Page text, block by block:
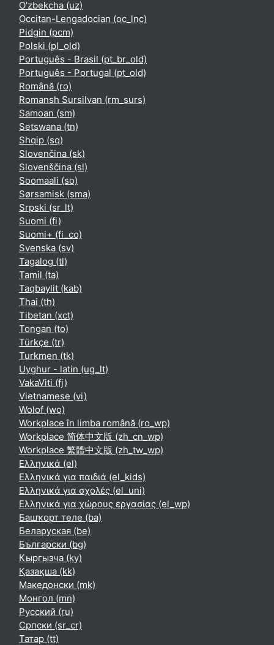
O'zbekcha ‎(uz)‎
Occitan-Lengadocian ‎(oc_lnc)‎
Pidgin ‎(pcm)‎
Polski ‎(pl_old)‎
Português - Brasil ‎(pt_br_old)‎
Português - Portugal ‎(pt_old)‎
Română ‎(ro)‎
Romansh Sursilvan ‎(rm_surs)‎
Samoan ‎(sm)‎
Setswana ‎(tn)‎
Shqip ‎(sq)‎
Slovenčina ‎(sk)‎
Slovenščina ‎(sl)‎
Soomaali ‎(so)‎
Sørsamisk ‎(sma)‎
Srpski ‎(sr_lt)‎
Suomi ‎(fi)‎
Suomi+ ‎(fi_co)‎
Svenska ‎(sv)‎
Tagalog ‎(tl)‎
Tamil ‎(ta)‎
Taqbaylit ‎(kab)‎
Thai ‎(th)‎
Tibetan ‎(xct)‎
Tongan ‎(to)‎
Türkçe ‎(tr)‎
Turkmen ‎(tk)‎
Uyghur - latin ‎(ug_lt)‎
VakaViti ‎(fj)‎
Vietnamese ‎(vi)‎
Wolof ‎(wo)‎
Workplace în limba română ‎(ro_wp)‎
Workplace 简体中文版 ‎(zh_cn_wp)‎
Workplace 繁體中文版 ‎(zh_tw_wp)‎
Ελληνικά ‎(el)‎
Ελληνικά για παιδιά ‎(el_kids)‎
Ελληνικά για σχολές ‎(el_uni)‎
Ελληνικά για χώρους εργασίας ‎(el_wp)‎
Башҡорт теле ‎(ba)‎
Беларуская ‎(be)‎
Български ‎(bg)‎
Кыргызча ‎(ky)‎
Қазақша ‎(kk)‎
Македонски ‎(mk)‎
Монгол ‎(mn)‎
Русский ‎(ru)‎
Српски ‎(sr_cr)‎
Татар ‎(tt)‎